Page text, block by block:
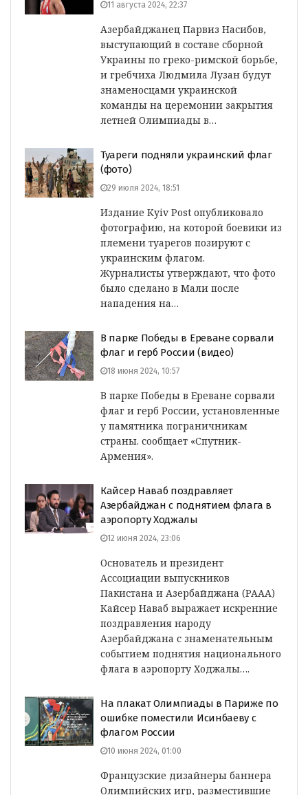
11 августа 2024, 22:37
Азербайджанец Парвиз Насибов,
выступающий в составе сборной
Украины по греко-римской борьбе,
и гребчиха Людмила Лузан будут
знаменосцами украинской
команды на церемонии закрытия
летней Олимпиады в…
Туареги подняли украинский флаг
(фото)
29 июля 2024, 18:51
Издание Kyiv Post опубликовало
фотографию, на которой боевики из
племени туарегов позируют с
украинским флагом.
Журналисты утверждают, что фото
было сделано в Мали после
нападения на…
В парке Победы в Ереване сорвали
флаг и герб России (видео)
18 июня 2024, 10:57
В парке Победы в Ереване сорвали
флаг и герб России, установленные
у памятника пограничникам
страны. сообщает «Спутник-
Армения».
Кайсер Наваб поздравляет
Азербайджан с поднятием флага в
аэропорту Ходжалы
12 июня 2024, 23:06
Основатель и президент
Ассоциации выпускников
Пакистана и Азербайджана (PAAA)
Кайсер Наваб выражает искренние
поздравления народу
Азербайджана с знаменательным
событием поднятия национального
флага в аэропорту Ходжалы….
На плакат Олимпиады в Париже по
ошибке поместили Исинбаеву с
флагом России
10 июня 2024, 01:00
Французские дизайнеры баннера
Олимпийских игр, разместившие